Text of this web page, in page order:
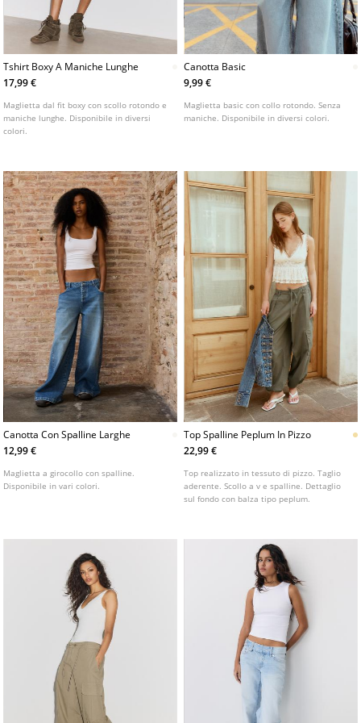
Tshirt Boxy A Maniche Lunghe
17,99 €
Maglietta dal fit boxy con scollo rotondo e
maniche lunghe. Disponibile in diversi
colori.
Canotta Basic
9,99 €
Maglietta basic con collo rotondo. Senza
maniche. Disponibile in diversi colori.
Canotta Con Spalline Larghe
12,99 €
Maglietta a girocollo con spalline.
Disponibile in vari colori.
Top Spalline Peplum In Pizzo
22,99 €
Top realizzato in tessuto di pizzo. Taglio
aderente. Scollo a v e spalline. Dettaglio
sul fondo con balza tipo peplum.